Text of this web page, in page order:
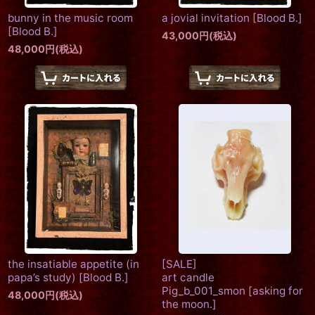
bunny in the music room
[Blood B.]
48,000円(税込)
a jovial invitation [Blood B.]
43,000円(税込)
the insatiable appetite (in
papa’s study) [Blood B.]
48,000円(税込)
[SALE]
art candle
Pig_b_001_smon [asking for
the moon.]